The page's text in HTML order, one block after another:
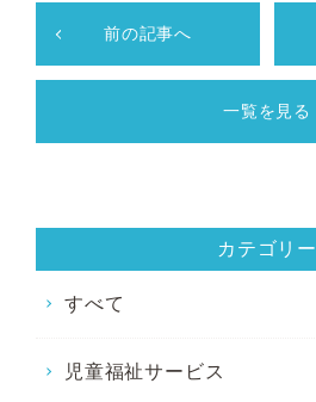
前の記事へ
一覧を見る
カテゴリー
すべて
児童福祉サービス